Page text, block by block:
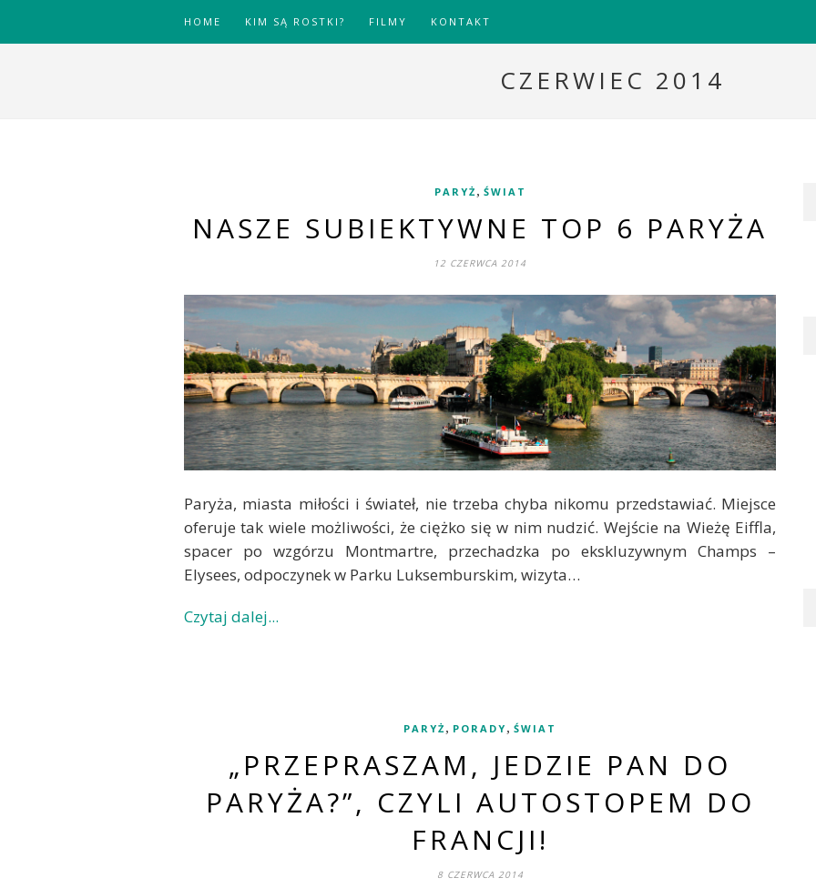
HOME KIM SĄ ROSTKI? FILMY KONTAKT
CZERWIEC 2014
PARYŻ, ŚWIAT
NASZE SUBIEKTYWNE TOP 6 PARYŻA
12 CZERWCA 2014
Paryża, miasta miłości i świateł, nie trzeba chyba nikomu przedstawiać. Miejsce
oferuje tak wiele możliwości, że ciężko się w nim nudzić. Wejście na Wieżę Eiffla,
spacer po wzgórzu Montmartre, przechadzka po ekskluzywnym Champs –
Elysees, odpoczynek w Parku Luksemburskim, wizyta…
Czytaj dalej...
PARYŻ , PORADY , ŚWIAT
„PRZEPRASZAM, JEDZIE PAN DO
PARYŻA?”, CZYLI AUTOSTOPEM DO
FRANCJI!
8 CZERWCA 2014